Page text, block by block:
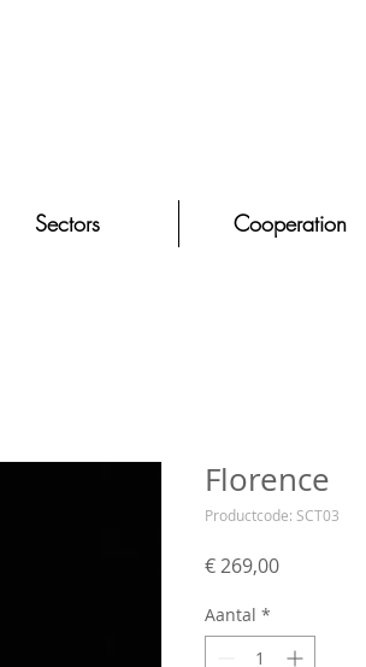
Sectors Cooperation
Florence
Productcode: SCT03
€ 269,00Prijs
Aantal *